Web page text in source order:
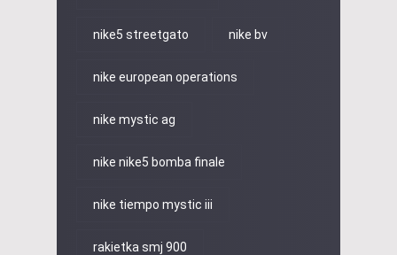
nike5 streetgato nike bv
nike european operations
nike mystic ag
nike nike5 bomba finale
nike tiempo mystic iii
rakietka smj 900